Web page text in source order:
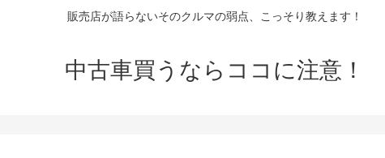
販売店が語らないそのクルマの弱点、こっそり教えます！
中古車買うならココに注意！